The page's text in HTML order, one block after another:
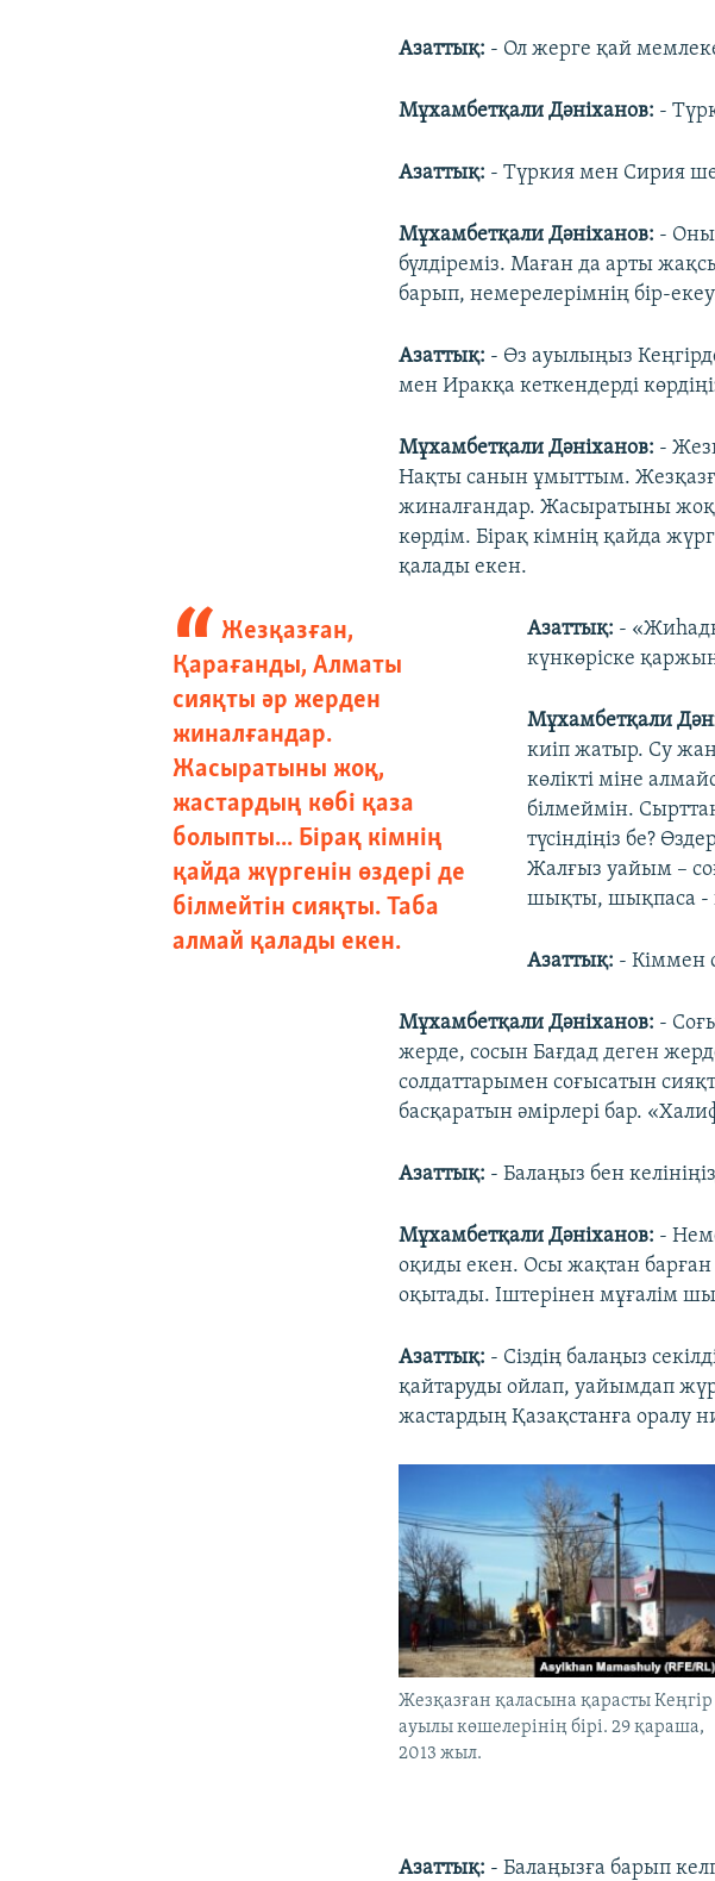
Азаттық: - Ол жерге қай
Мұхамбетқали Дәніханов: -
Азаттық: - Түркия мен Сирия
Мұхамбетқали Дәніханов: - Оны
бүлдіреміз. Маған да арты
барып, немерелерімнің бір-
Азаттық: - Өз ауылыңыз
мен Иракқа кеткендерді
Мұхамбетқали Дәніханов: -
Нақты санын ұмыттым.
жиналғандар. Жасыратыны жоқ,
көрдім. Бірақ кімнің қайда
қалады екен.
Жезқазған,
Қарағанды, Алматы
сияқты әр жерден
жиналғандар.
Жасыратыны жоқ,
жастардың көбі қаза
болыпты... Бірақ кімнің
қайда жүргенін өздері де
білмейтін сияқты. Таба
алмай қалады екен.
Азаттық: -
күнкөріске
Мұхамбетқали
киіп жатыр. Су
көлікті міне
білмеймін.
түсіндіңіз бе?
Жалғыз уайым –
шықты, шықпаса -
Азаттық: - Кіммен
Мұхамбетқали Дәніханов: -
жерде, сосын Бағдад деген
солдаттарымен соғысатын
басқаратын әмірлері бар.
Азаттық: - Балаңыз бен
Мұхамбетқали Дәніханов: -
оқиды екен. Осы жақтан
оқытады. Іштерінен мұғалім
Азаттық: - Сіздің балаңыз
қайтаруды ойлап, уайымдап
жастардың Қазақстанға оралу
Жезқазған қаласына қарасты Кеңгір
ауылы көшелерінің бірі. 29 қараша,
2013 жыл.
Азаттық: - Балаңызға барып